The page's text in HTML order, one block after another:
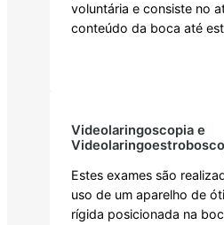
voluntária e consiste no
conteúdo da boca até
Videolaringoscopia e
Estes exames são
uso de um aparelho de
rígida posicionada na